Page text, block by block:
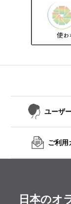
ユーザ
ご利用
日本のオ